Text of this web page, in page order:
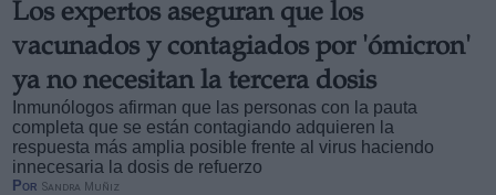
Los expertos aseguran que los
vacunados y contagiados por 'ómicron'
ya no necesitan la tercera dosis
Inmunólogos afirman que las personas con la pauta
completa que se están contagiando adquieren la
respuesta más amplia posible frente al virus haciendo
innecesaria la dosis de refuerzo
Por Sandra Muñiz